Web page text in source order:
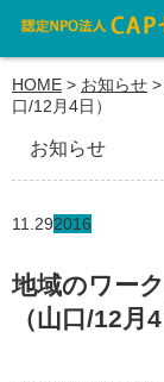
HOME > お知らせ >
口/12月4日）
お知らせ
11.292016
地域のワー
（山口/12月4